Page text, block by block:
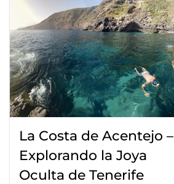
La Costa de Acentejo –
Explorando la Joya
Oculta de Tenerife